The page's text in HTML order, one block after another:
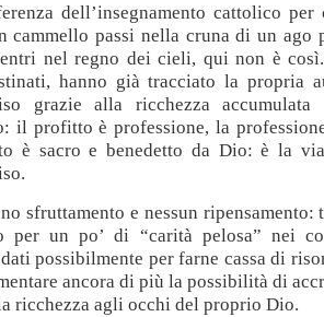
dell’insegnamento cattolico
cammello passi nella cruna di un ago
nel regno dei cieli, qui non è
hanno già tracciato la propria
grazie alla ricchezza
il profitto è professione, la
è sacro e benedetto da Dio: è la
sfruttamento e nessun ripensamento:
per un po’ di “carità pelosa” nei
possibilmente per farne cassa di
ancora di più la possibilità di
ricchezza agli occhi del proprio Dio.